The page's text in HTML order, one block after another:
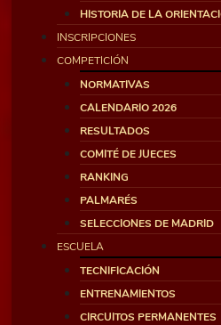
HISTORIA DE LA
INSCRIPCIONES
COMPETICIÓN
NORMATIVAS
CALENDARIO 2026
RESULTADOS
COMITÉ DE JUECES
RANKING
PALMARÉS
SELECCIONES DE MADRID
ESCUELA
TECNIFICACIÓN
ENTRENAMIENTOS
CIRCUITOS PERMANENTES